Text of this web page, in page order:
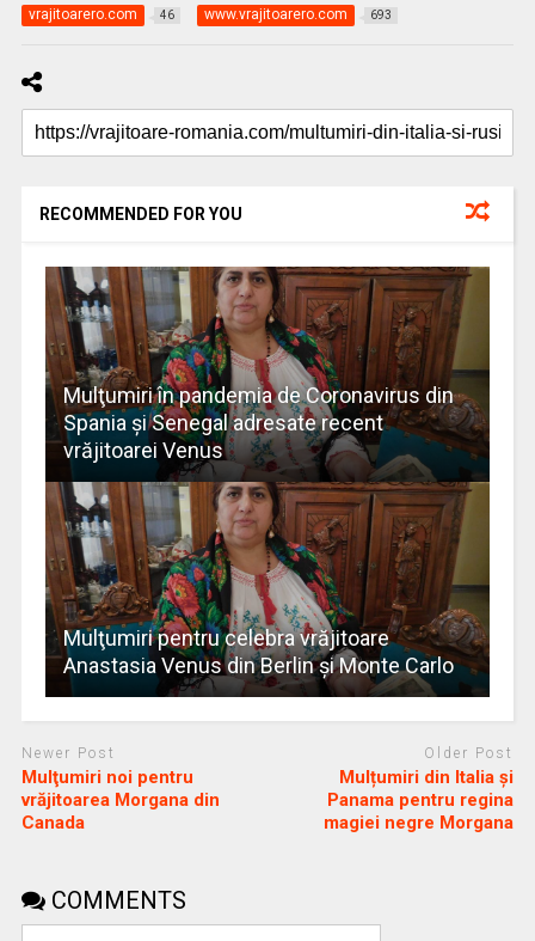
vrajitoarero.com 46 www.vrajitoarero.com 693
RECOMMENDED FOR YOU
Mulţumiri în pandemia de Coronavirus din
Spania și Senegal adresate recent
vrăjitoarei Venus
Mulţumiri pentru celebra vrăjitoare
Anastasia Venus din Berlin și Monte Carlo
Newer Post
Mulţumiri noi pentru
vrăjitoarea Morgana din
Canada
Older Post
Mulțumiri din Italia și
Panama pentru regina
magiei negre Morgana
COMMENTS